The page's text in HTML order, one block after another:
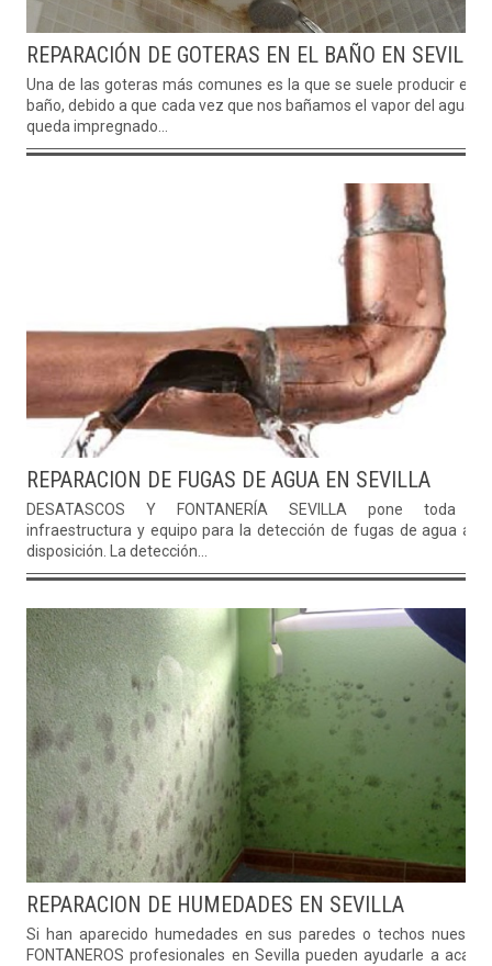
REPARACIÓN DE GOTERAS EN EL BAÑO EN SEVILLA
Una de las goteras más comunes es la que se suele producir en el
baño, debido a que cada vez que nos bañamos el vapor del agua se
queda impregnado...
REPARACION DE FUGAS DE AGUA EN SEVILLA
DESATASCOS Y FONTANERÍA SEVILLA pone toda su
infraestructura y equipo para la detección de fugas de agua a su
disposición. La detección...
REPARACION DE HUMEDADES EN SEVILLA
Si han aparecido humedades en sus paredes o techos nuestros
FONTANEROS profesionales en Sevilla pueden ayudarle a acabar